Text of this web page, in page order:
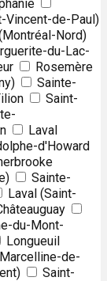
Vincent-de-Paul)
Nord)
du-Lac-
Rosemère
Sainte-
Saint-
Laval
d'Howard
Sainte-
Laval (Saint-
du-Mont-
Longueuil
de-
Saint-